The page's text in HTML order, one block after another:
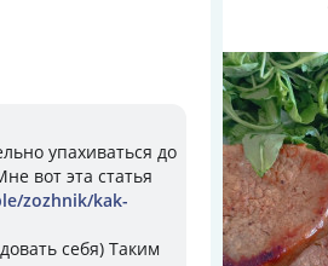
упахиваться до
вот эта статья
zozhnik/kak-
себя) Таким